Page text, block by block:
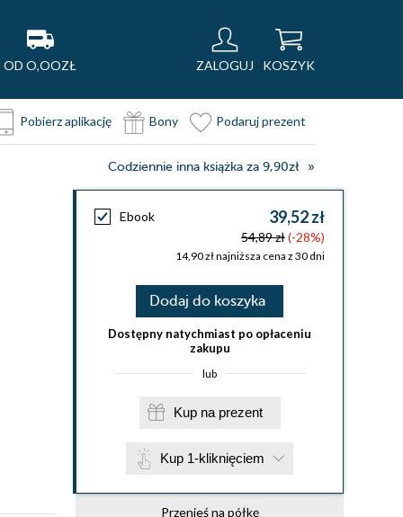
OD O,OOZŁ ZALOGUJ KOSZYK
Pobierz aplikację Bony Podaruj prezent
Codziennie inna książka za 9,90zł
Ebook 39,52 zł
54,89 zł(-28%)
14,90 zł najniższa cena z 30 dni
Dodaj do koszyka
Dostępny natychmiast po opłaceniu
zakupu
lub
Kup na prezent
Kup 1-kliknięciem
Przenieś na półkę